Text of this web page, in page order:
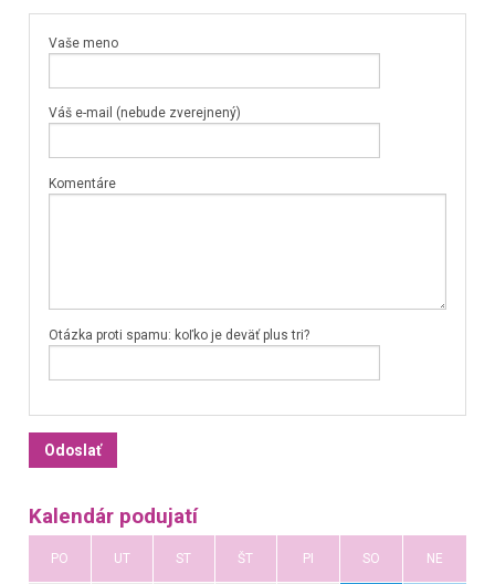
Vaše meno
Váš e-mail (nebude zverejnený)
Komentáre
Otázka proti spamu: koľko je deväť plus tri?
Kalendár podujatí
PO UT ST ŠT PI SO NE